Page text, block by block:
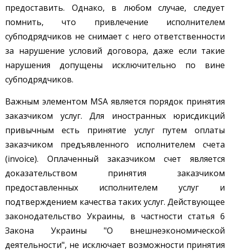
предоставить. Однако, в любом случае, следует
помнить, что привлечение исполнителем
субподрядчиков не снимает с него ответственности
за нарушение условий договора, даже если такие
нарушения допущены исключительно по вине
субподрядчиков.
Важным элементом MSA является порядок принятия
заказчиком услуг. Для иностранных юрисдикций
привычным есть принятие услуг путем оплаты
заказчиком предъявленного исполнителем счета
(invoice). Оплаченный заказчиком счет является
доказательством принятия заказчиком
предоставленных исполнителем услуг и
подтверждением качества таких услуг. Действующее
законодательство Украины, в частности статья 6
Закона Украины "О внешнеэкономической
деятельности", не исключает возможности принятия